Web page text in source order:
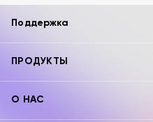
Поддержка
ПРОДУКТЫ
О НАС